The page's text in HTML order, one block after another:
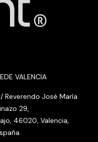
VALENCIA
Reverendo José María
29,
46020, Valencia,